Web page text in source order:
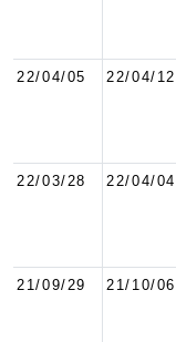
22/04/05 22/04/12
22/03/28 22/04/04
21/09/29 21/10/06